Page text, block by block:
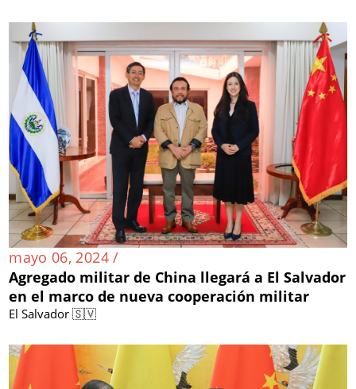
mayo 06, 2024 /
Agregado militar de China llegará a El Salvador
en el marco de nueva cooperación militar
El Salvador 🇸🇻